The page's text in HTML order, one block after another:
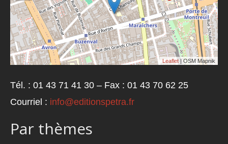
Leaflet | OSM Mapnik
Tél. : 01 43 71 41 30 – Fax : 01 43 70 62 25
Courriel : info@editionspetra.fr
Par thèmes